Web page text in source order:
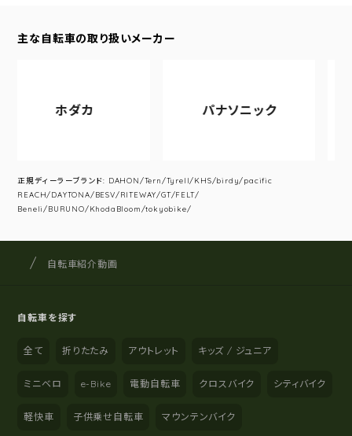
主な自転車の取り扱いメーカー
ホダカ パナソニック
正規ディーラーブランド: DAHON/Tern/Tyrell/KHS/birdy/pacific
REACH/DAYTONA/BESV/RITEWAY/GT/FELT/
Beneli/BURUNO/KhodaBloom/tokyobike/
サイト内の現在地
サイクルショップナカゴヤ
自転車紹介動画
自転車を探す
全て 折りたたみ アウトレット キッズ / ジュニア
ミニベロ e-Bike 電動自転車 クロスバイク シティバイク
軽快車 子供乗せ自転車 マウンテンバイク